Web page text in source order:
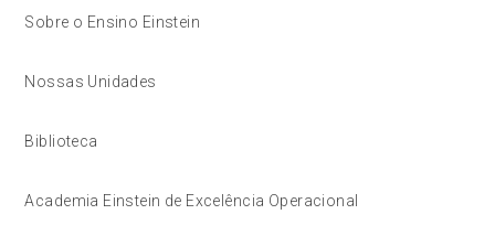
Sobre o Ensino Einstein
Nossas Unidades
Biblioteca
Academia Einstein de Excelência Operacional